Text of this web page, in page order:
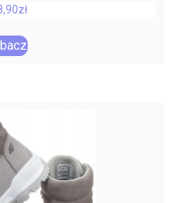
zł